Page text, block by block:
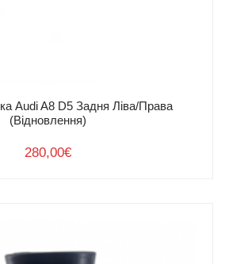
Audi A8 D5 Задня Ліва/Права
(Відновлення)
280,00€